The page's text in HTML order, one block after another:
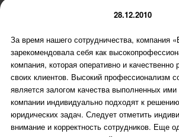
28.12.2010
За время нашего сотрудничества, компания
зарекомендовала себя как
компания, которая оперативно и
своих клиентов. Высокий профессионализм
является залогом качества выполненных
компании индивидуально подходят к
юридических задач. Следует отметить
внимание и корректность сотрудников. Еще